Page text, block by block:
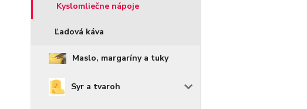
Kyslomliečne nápoje
Ľadová káva
Maslo, margaríny a tuky
Syr a tvaroh